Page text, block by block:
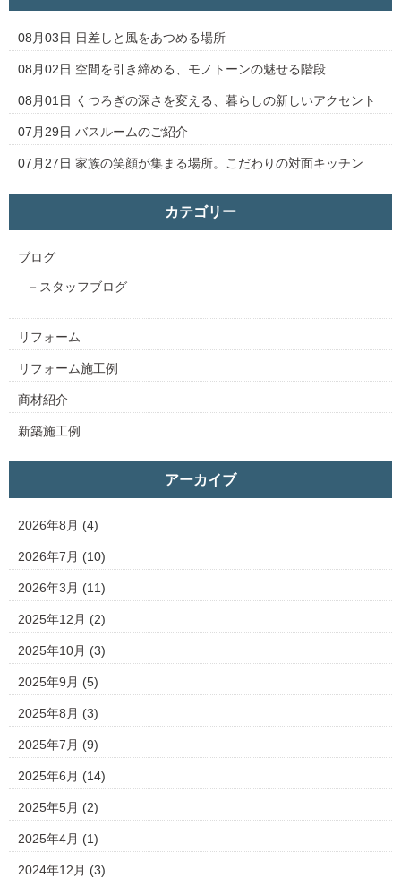
08月03日 日差しと風をあつめる場所
08月02日 空間を引き締める、モノトーンの魅せる階段
08月01日 くつろぎの深さを変える、暮らしの新しいアクセント
07月29日 バスルームのご紹介
07月27日 家族の笑顔が集まる場所。こだわりの対面キッチン
カテゴリー
ブログ
スタッフブログ
リフォーム
リフォーム施工例
商材紹介
新築施工例
アーカイブ
2026年8月 (4)
2026年7月 (10)
2026年3月 (11)
2025年12月 (2)
2025年10月 (3)
2025年9月 (5)
2025年8月 (3)
2025年7月 (9)
2025年6月 (14)
2025年5月 (2)
2025年4月 (1)
2024年12月 (3)